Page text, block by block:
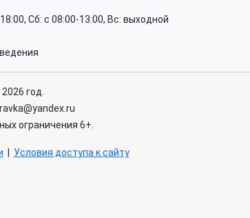
Сб: c 08:00-13:00, Вс: выходной
год.
ограничения 6+.
Условия доступа к сайту